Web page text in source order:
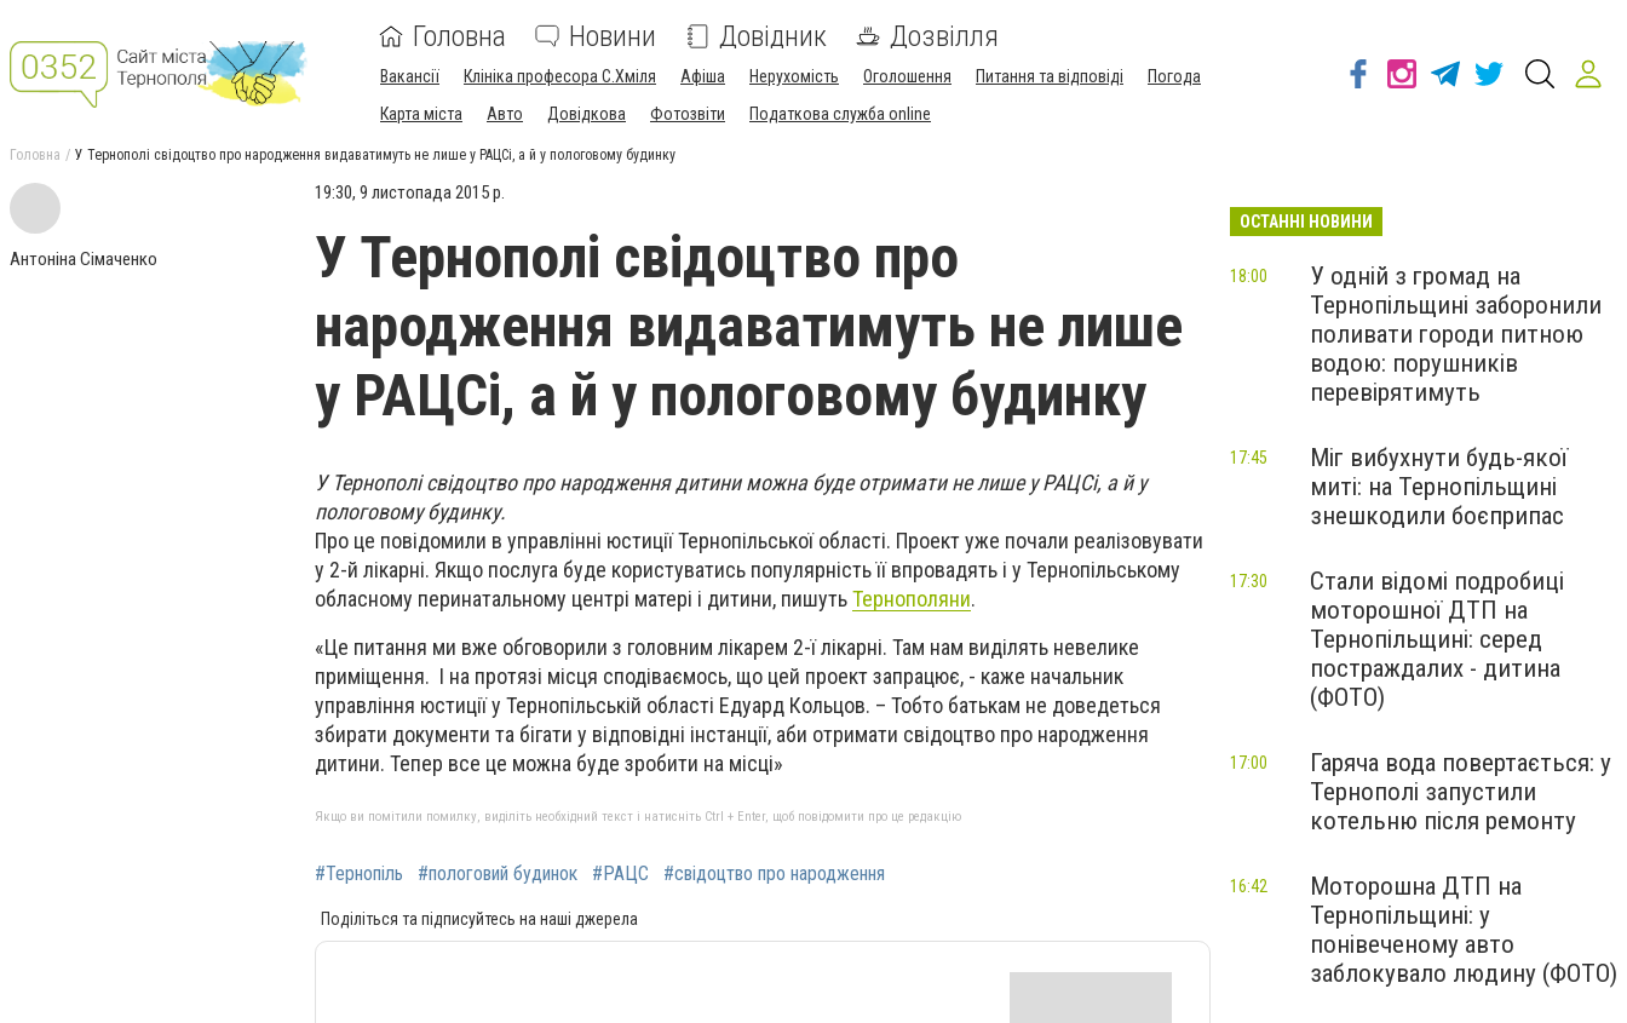
Головна Новини Довідник Дозвілля
Вакансії Клініка професора С.Хміля Афіша Нерухомість Оголошення Питання та відповіді
Погода
Карта міста
Авто Довідкова Фотозвіти Податкова служба online
Головна У Тернополі свідоцтво про народження видаватимуть не лише у РАЦСі, а й у пологовому будинку
Антоніна Сімаченко
19:30, 9 листопада 2015 р.
У Тернополі свідоцтво про
народження видаватимуть не лише
у РАЦСі, а й у пологовому будинку
У Тернополі свідоцтво про народження дитини можна буде отримати не лише у РАЦСі, а й у
пологовому будинку.
Про це повідомили в управлінні юстиції Тернопільської області. Проект уже почали реалізовувати
у 2-й лікарні. Якщо послуга буде користуватись популярність її впровадять і у Тернопільському
обласному перинатальному центрі матері і дитини, пишутьТернополяни.
«Це питання ми вже обговорили з головним лікарем 2-ї лікарні. Там нам виділять невелике
приміщення. І на протязі місця сподіваємось, що цей проект запрацює, - каже начальник
управління юстиції у Тернопільській області Едуард Кольцов. – Тобто батькам не доведеться
збирати документи та бігати у відповідні інстанції, аби отримати свідоцтво про народження
дитини. Тепер все це можна буде зробити на місці»
Якщо ви помітили помилку, виділіть необхідний текст і натисніть Ctrl + Enter, щоб повідомити про це редакцію
#Тернопіль #пологовий будинок #РАЦС #свідоцтво про народження
Поділіться та підписуйтесь на наші джерела
ОСТАННІ НОВИНИ
У одній з громад на
Тернопільщині заборонили
поливати городи питною
водою: порушників
перевірятимуть
18:00
Міг вибухнути будь-якої
миті: на Тернопільщині
знешкодили боєприпас
17:45
Стали відомі подробиці
моторошної ДТП на
Тернопільщині: серед
постраждалих - дитина
(ФОТО)
17:30
Гаряча вода повертається: у
Тернополі запустили
котельню після ремонту
17:00
Моторошна ДТП на
Тернопільщині: у
понівеченому авто
заблокувало людину (ФОТО)
16:42